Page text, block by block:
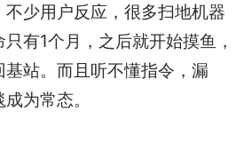
少用户反应，很多扫地机器
有1个月，之后就开始摸鱼，
站。而且听不懂指令，漏
为常态。